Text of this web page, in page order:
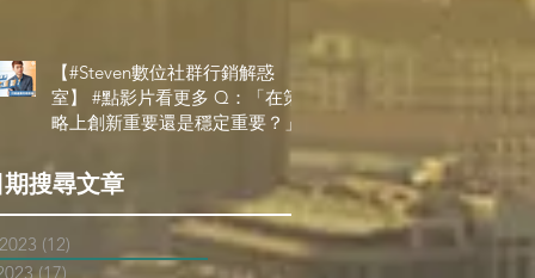
【#Steven數位社群行銷解惑
室】 #點影片看更多​ Q：「在策
略上創新重要還是穩定重要？」
搜尋文章
(12)
(17) 17 posts